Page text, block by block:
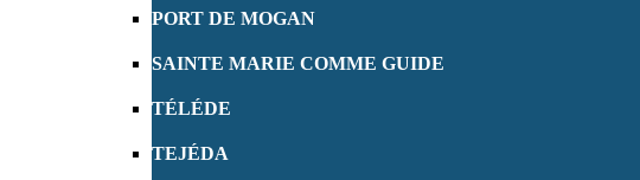
PORT DE MOGAN
SAINTE MARIE COMME GUIDE
TÉLÉDE
TEJÉDA